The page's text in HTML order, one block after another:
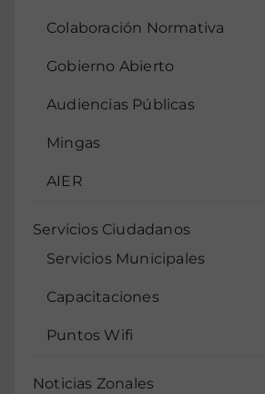
Colaboración Normativa
Gobierno Abierto
Audiencias Públicas
Mingas
AIER
Servicios Ciudadanos
Servicios Municipales
Capacitaciones
Puntos Wifi
Noticias Zonales